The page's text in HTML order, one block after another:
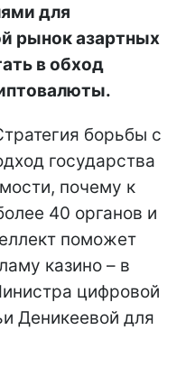
для
рынок азартных
в обход
борьбы с
государства
почему к
40 органов и
поможет
казино – в
цифровой
Деникеевой для